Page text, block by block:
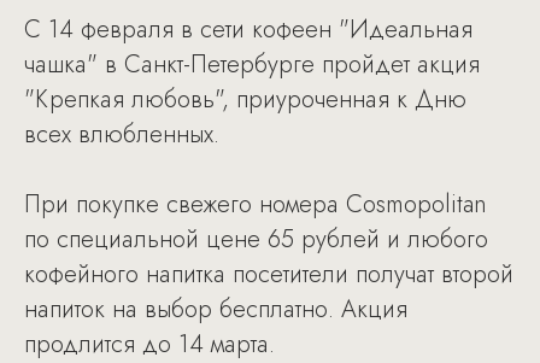
С 14 февраля в сети кофеен "Идеальная
чашка" в Санкт-Петербурге пройдет акция
"Крепкая любовь", приуроченная к Дню
всех влюбленных.
При покупке свежего номера Cosmopolitan
по специальной цене 65 рублей и любого
кофейного напитка посетители получат второй
напиток на выбор бесплатно. Акция
продлится до 14 марта.